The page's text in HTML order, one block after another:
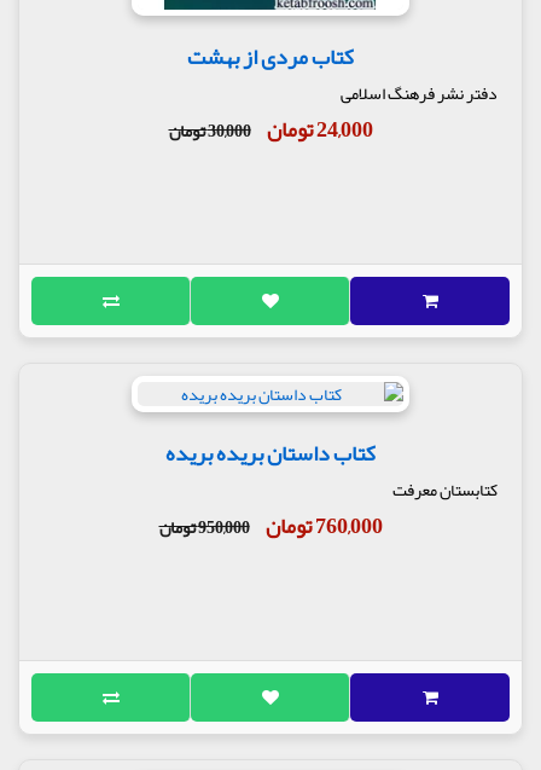
کتاب مردی از بهشت
دفتر نشر فرهنگ اسلامی
24,000 تومان 30,000 تومان
کتاب داستان بریده بریده
کتابستان معرفت
760,000 تومان 950,000 تومان